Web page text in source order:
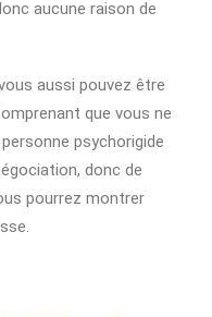
aucune raison de
aussi pouvez être
que vous ne
psychorigide
donc de
pourrez montrer